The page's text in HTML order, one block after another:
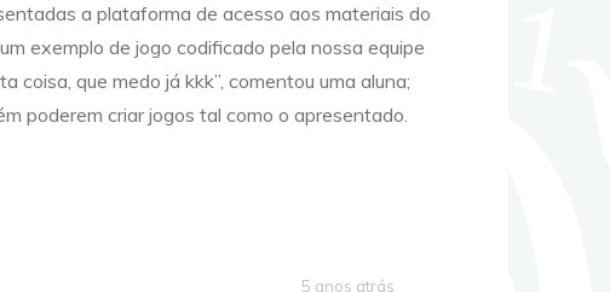
a plataforma de acesso aos materiais do
exemplo de jogo codificado pela nossa equipe
coisa, que medo já kkk”, comentou uma aluna;
poderem criar jogos tal como o apresentado.
5 anos atrás